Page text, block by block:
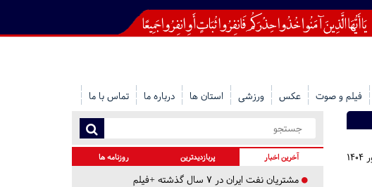
فیلم و صوت عکس ورزشی استان ها درباره ما تماس با ما
آخرین اخبار پربازدیدترین روزنامه ها
مشتریان نفت ایران در ۷ سال گذشته +فیلم